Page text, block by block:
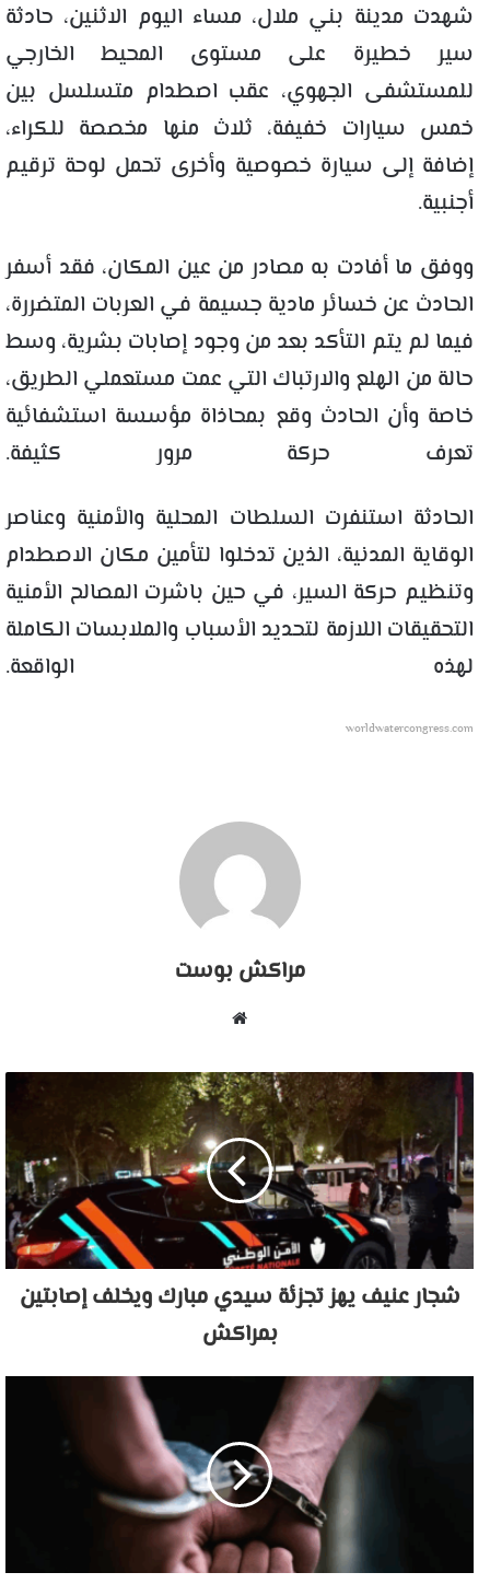
شهدت مدينة بني ملال، مساء اليوم الاثنين، حادثة
سير خطيرة على مستوى المحيط الخارجي
للمستشفى الجهوي، عقب اصطدام متسلسل بين
خمس سيارات خفيفة، ثلاث منها مخصصة للكراء،
إضافة إلى سيارة خصوصية وأخرى تحمل لوحة ترقيم
أجنبية.
ووفق ما أفادت به مصادر من عين المكان، فقد أسفر
الحادث عن خسائر مادية جسيمة في العربات المتضررة،
فيما لم يتم التأكد بعد من وجود إصابات بشرية، وسط
حالة من الهلع والارتباك التي عمت مستعملي الطريق،
خاصة وأن الحادث وقع بمحاذاة مؤسسة استشفائية
تعرف حركة مرور كثيفة.
الحادثة استنفرت السلطات المحلية والأمنية وعناصر
الوقاية المدنية، الذين تدخلوا لتأمين مكان الاصطدام
وتنظيم حركة السير، في حين باشرت المصالح الأمنية
التحقيقات اللازمة لتحديد الأسباب والملابسات الكاملة
لهذه الواقعة.
worldwatercongress.com
مراكش بوست
شجار عنيف يهز تجزئة سيدي مبارك ويخلف إصابتين
بمراكش